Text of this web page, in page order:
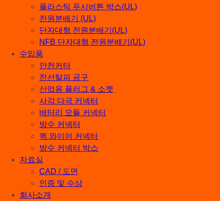
플라스틱 푸시버튼 박스(UL)
전원분배기 (UL)
단자대형 전원분배기(UL)
NFB 단자대형 전원분배기(UL)
수입품
안전커터
전선탈피 공구
산업용 플러그 & 소켓
사각 다극 커넥터
배터리 모듈 커넥터
방수 커넥터
퀵 와이어 커넥터
방수 커넥터 박스
자료실
CAD / 도면
인증 및 수상
회사소개